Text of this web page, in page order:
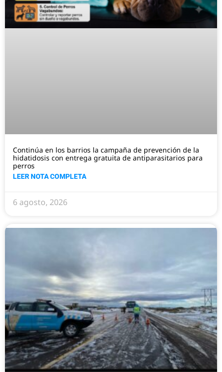
Continúa en los barrios la campaña de prevención de la
hidatidosis con entrega gratuita de antiparasitarios para
perros
LEER NOTA COMPLETA
6 agosto, 2026